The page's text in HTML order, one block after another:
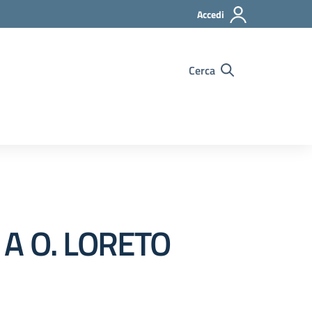
Accedi
Cerca
O. LORETO